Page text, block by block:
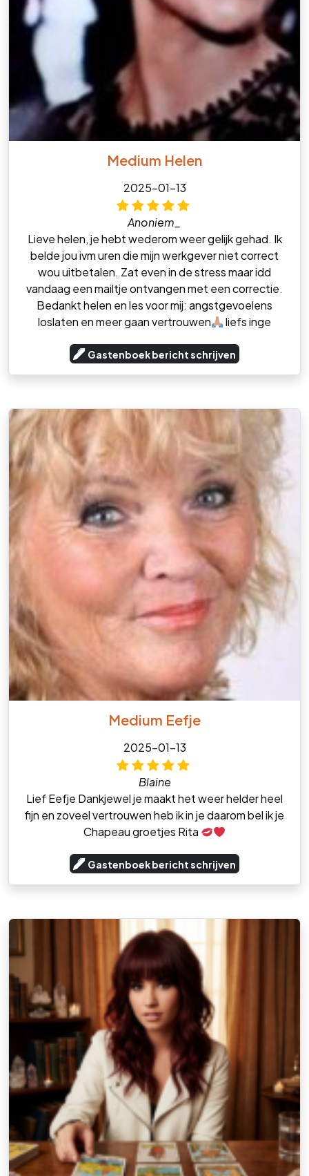
Medium Helen
2025-01-13
Anoniem_
Lieve helen, je hebt wederom weer gelijk gehad. Ik
belde jou ivm uren die mijn werkgever niet correct
wou uitbetalen. Zat even in de stress maar idd
vandaag een mailtje ontvangen met een correctie.
Bedankt helen en les voor mij: angstgevoelens
loslaten en meer gaan vertrouwen
liefs inge
Gastenboek bericht schrijven
Medium Eefje
2025-01-13
Blaine
Lief Eefje Dankjewel je maakt het weer helder heel
fijn en zoveel vertrouwen heb ik in je daarom bel ik je
Chapeau groetjes Rita
Gastenboek bericht schrijven